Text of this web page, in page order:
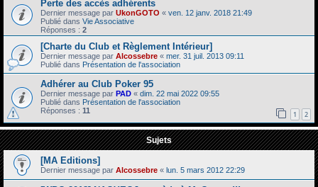
Perte des accès adhérents
Dernier message par UkonGOTO « ven. 12 janv. 2018 21:49
Publié dans Vie Associative
Réponses : 2
[Charte du Club et Règlement Intérieur]
Dernier message par Alcossebre « mer. 31 juil. 2013 09:11
Publié dans Présentation de l'association
Adhérer au Club Poker 95
Dernier message par PAD « dim. 22 mai 2022 09:55
Publié dans Présentation de l'association
Réponses : 11 1 2
Sujets
[MA Editions]
Dernier message par Alcossebre « lun. 5 mars 2012 22:29